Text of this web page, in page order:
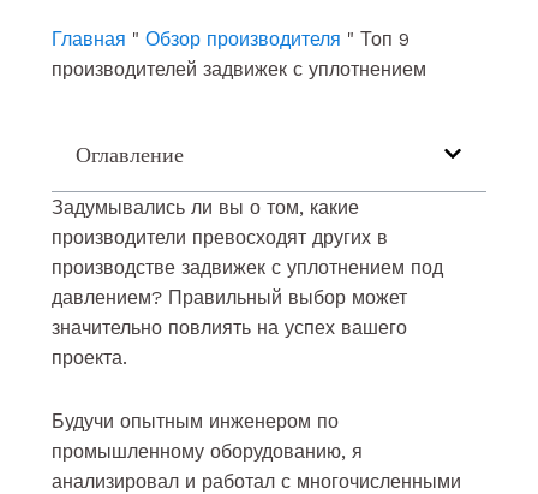
k
n
Главная " Обзор производителя " Топ 9
производителей задвижек с уплотнением
Оглавление
Задумывались ли вы о том, какие
производители превосходят других в
производстве задвижек с уплотнением под
давлением? Правильный выбор может
значительно повлиять на успех вашего
проекта.
Будучи опытным инженером по
промышленному оборудованию, я
анализировал и работал с многочисленными